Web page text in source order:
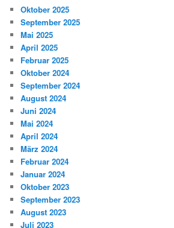
Oktober 2025
September 2025
Mai 2025
April 2025
Februar 2025
Oktober 2024
September 2024
August 2024
Juni 2024
Mai 2024
April 2024
März 2024
Februar 2024
Januar 2024
Oktober 2023
September 2023
August 2023
Juli 2023